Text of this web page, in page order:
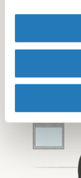
Entregamos
cumpliendo
necesarios
revista